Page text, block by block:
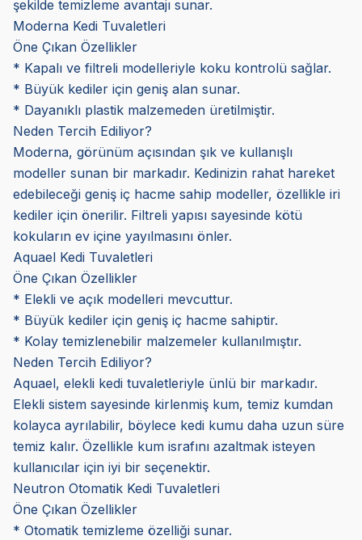
şekilde temizleme avantajı sunar.
Moderna Kedi Tuvaletleri
Öne Çıkan Özellikler
* Kapalı ve filtreli modelleriyle koku kontrolü sağlar.
* Büyük kediler için geniş alan sunar.
* Dayanıklı plastik malzemeden üretilmiştir.
Neden Tercih Ediliyor?
Moderna, görünüm açısından şık ve kullanışlı
modeller sunan bir markadır. Kedinizin rahat hareket
edebileceği geniş iç hacme sahip modeller, özellikle iri
kediler için önerilir. Filtreli yapısı sayesinde kötü
kokuların ev içine yayılmasını önler.
Aquael Kedi Tuvaletleri
Öne Çıkan Özellikler
* Elekli ve açık modelleri mevcuttur.
* Büyük kediler için geniş iç hacme sahiptir.
* Kolay temizlenebilir malzemeler kullanılmıştır.
Neden Tercih Ediliyor?
Aquael, elekli kedi tuvaletleriyle ünlü bir markadır.
Elekli sistem sayesinde kirlenmiş kum, temiz kumdan
kolayca ayrılabilir, böylece kedi kumu daha uzun süre
temiz kalır. Özellikle kum israfını azaltmak isteyen
kullanıcılar için iyi bir seçenektir.
Neutron Otomatik Kedi Tuvaletleri
Öne Çıkan Özellikler
* Otomatik temizleme özelliği sunar.